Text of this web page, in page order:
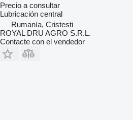
Precio a consultar
Lubricación central
Rumanía, Cristesti
ROYAL DRU AGRO S.R.L.
Contacte con el vendedor